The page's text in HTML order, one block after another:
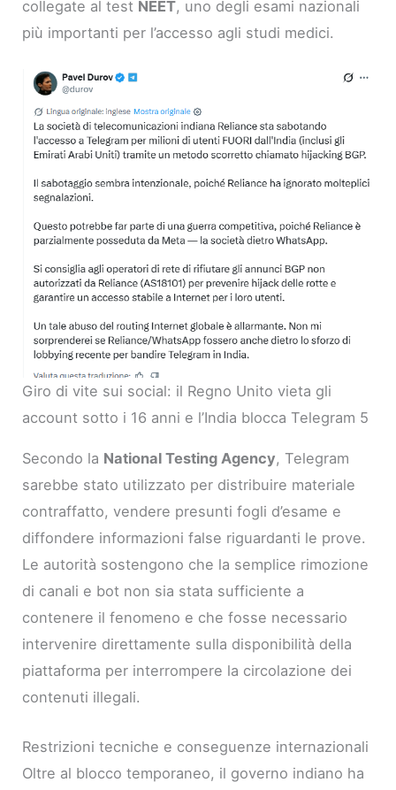
collegate al test NEET, uno degli esami nazionali
più importanti per l’accesso agli studi medici.
Giro di vite sui social: il Regno Unito vieta gli
account sotto i 16 anni e l’India blocca Telegram 5
Secondo la National Testing Agency, Telegram
sarebbe stato utilizzato per distribuire materiale
contraffatto, vendere presunti fogli d’esame e
diffondere informazioni false riguardanti le prove.
Le autorità sostengono che la semplice rimozione
di canali e bot non sia stata sufficiente a
contenere il fenomeno e che fosse necessario
intervenire direttamente sulla disponibilità della
piattaforma per interrompere la circolazione dei
contenuti illegali.
Restrizioni tecniche e conseguenze internazionali
Oltre al blocco temporaneo, il governo indiano ha